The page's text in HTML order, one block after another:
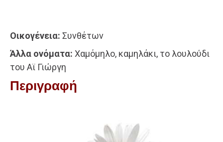
Οικογένεια: Συνθέτων
Άλλα ονόματα: Χαμόμηλο, καμηλάκι, το λουλούδι
του Αϊ Γιώργη
Περιγραφή